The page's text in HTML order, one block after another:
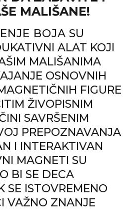
MALIŠANE!
BOJA SU
ALAT KOJI
MALIŠANIMA
OSNOVNIH
FIGURE
ŽIVOPISNIM
SAVRŠENIM
PREPOZNAVANJA
I INTERAKTIVAN
MAGNETI SU
BI SE DECA
SE ISTOVREMENO
VAŽNO ZNANJE